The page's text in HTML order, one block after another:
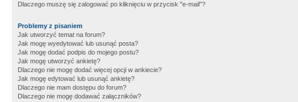
Dlaczego muszę się zalogować po kliknięciu w przycisk "e-mail"?
Problemy z pisaniem
Jak utworzyć temat na forum?
Jak mogę wyedytować lub usunąć posta?
Jak mogę dodać podpis do mojego postu?
Jak mogę utworzyć ankietę?
Dlaczego nie mogę dodać więcej opcji w ankiecie?
Jak mogę edytować lub usunąć ankietę?
Dlaczego nie mam dostępu do forum?
Dlaczego nie mogę dodawać załączników?